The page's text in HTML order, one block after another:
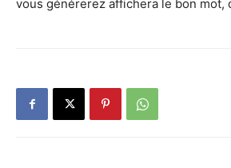
vous générerez affichera le bon mot,